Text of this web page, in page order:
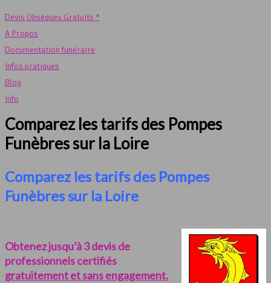
Devis Obsèques Gratuits *
A Propos
Documentation funéraire
Infos pratiques
Blog
Info
Comparez les tarifs des Pompes
Funèbres sur la Loire
Comparez les tarifs des Pompes
Funèbres sur la Loire
Obtenez jusqu’à 3 devis de
professionnels certifiés
gratuitement et sans engagement.